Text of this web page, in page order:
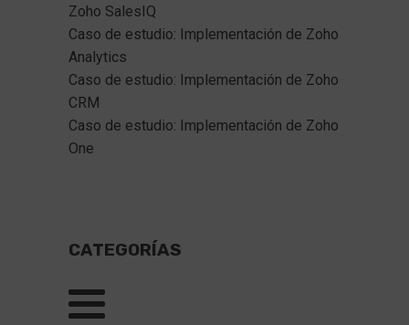
Zoho SalesIQ
Caso de estudio: Implementación de Zoho
Analytics
Caso de estudio: Implementación de Zoho
CRM
Caso de estudio: Implementación de Zoho
One
CATEGORÍAS